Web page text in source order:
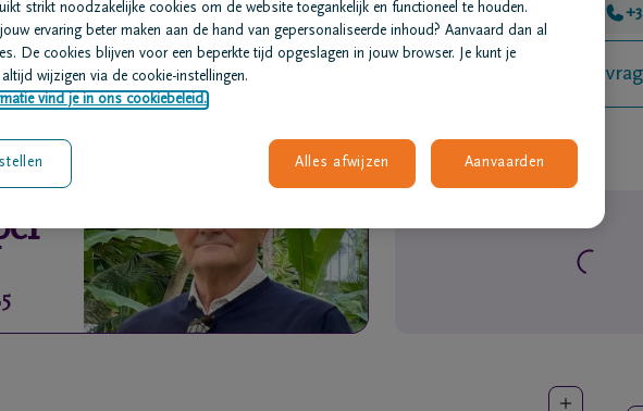
We zijn er voor je 24u/24
regelen Overlijdensberichten Veelgestelde
strikt noodzakelijke cookies om de website toegankelijk en functioneel te houden.
ervaring beter maken aan de hand van gepersonaliseerde inhoud? Aanvaard dan al
De cookies blijven voor een beperkte tijd opgeslagen in jouw browser. Je kunt je
wijzigen via de cookie-instellingen.
vind je in ons cookiebeleid.
Alles afwijzen Aanvaarden